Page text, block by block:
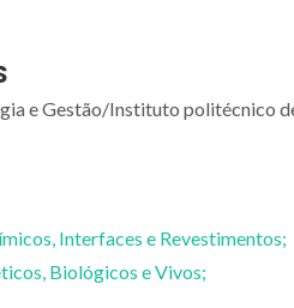
e Gestão/Instituto politécnico
Interfaces e Revestimentos;
Biológicos e Vivos;